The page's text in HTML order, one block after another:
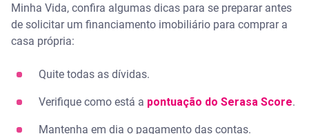
Minha Vida, confira algumas dicas para se preparar antes
de solicitar um financiamento imobiliário para comprar a
casa própria:
Quite todas as dívidas.
Verifique como está a pontuação do Serasa Score.
Mantenha em dia o pagamento das contas.